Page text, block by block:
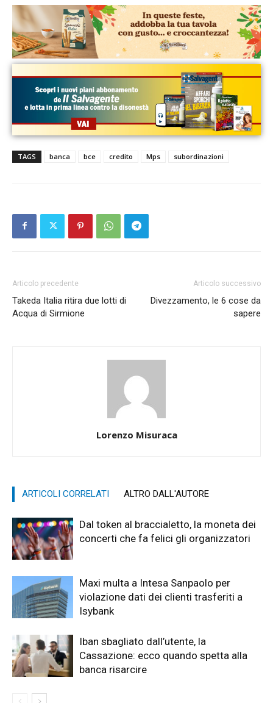
TAGS banca bce credito Mps subordinazioni
Articolo precedente
Takeda Italia ritira due lotti di
Acqua di Sirmione
Articolo successivo
Divezzamento, le 6 cose da
sapere
Lorenzo Misuraca
ARTICOLI CORRELATI ALTRO DALL'AUTORE
Dal token al braccialetto, la moneta dei
concerti che fa felici gli organizzatori
Maxi multa a Intesa Sanpaolo per
violazione dati dei clienti trasferiti a
Isybank
Iban sbagliato dall’utente, la
Cassazione: ecco quando spetta alla
banca risarcire